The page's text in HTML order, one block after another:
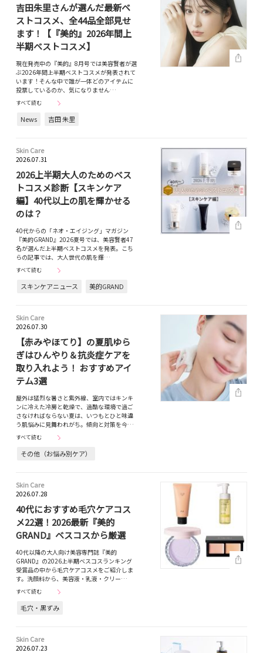
吉田朱里さんが選んだ最新ベ
ストコスメ、全44品全部見せ
ます！【『美的』2026年間上
半期ベストコスメ】
現在発売中の『美的』8月号では美容賢者が選
ぶ2026年間上半期ベストコスメが発表されて
います！そんな中で誰が一体どのアイテムに
投票しているのか、気になりません…
すべて読む
News 吉田 朱里
Skin Care
2026.07.31
2026上半期大人のためのベス
トコスメ診断【スキンケア
編】40代以上の肌を輝かせる
のは？
40代からの「ネオ・エイジング」マガジン
『美的GRAND』2026夏号では、美容賢者47
名が選んだ上半期ベストコスメを発表。こち
らの記事では、大人世代の肌を輝…
すべて読む
スキンケアニュース 美的GRAND
Skin Care
2026.07.30
【赤みやほてり】の夏肌ゆら
ぎはひんやり＆抗炎症ケアを
取り入れよう！ おすすめアイ
テム3選
屋外は猛烈な暑さと紫外線、室内ではキンキ
ンに冷えた冷房と乾燥で、過酷な環境で過ご
さなければならない夏は、いつもとひと味違
う肌悩みに見舞われがち。傾向と対策を今…
すべて読む
その他（お悩み別ケア）
Skin Care
2026.07.28
40代におすすめ毛穴ケアコス
メ22選！2026最新『美的
GRAND』ベスコスから厳選
40代以降の大人向け美容専門誌『美的
GRAND』の2026上半期ベスコスランキング
受賞品の中から毛穴ケアコスメをご紹介しま
す。洗顔料から、美容液・乳液・クリー…
すべて読む
毛穴・黒ずみ
Skin Care
2026.07.23